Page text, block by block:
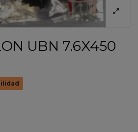
UBN 7.6X450